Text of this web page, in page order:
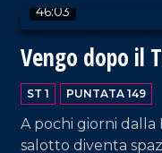
46:03
Vengo dopo il
ST 1 PUNTATA 149
A pochi giorni dalla
salotto diventa
VAI AL TITOLO